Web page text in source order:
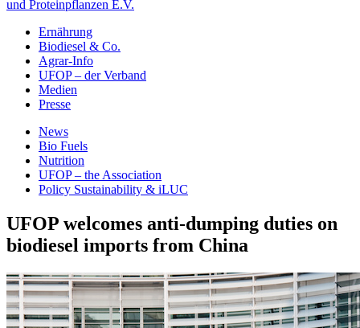
und Proteinpflanzen E.V.
Ernährung
Biodiesel & Co.
Agrar-Info
UFOP – der Verband
Medien
Presse
News
Bio Fuels
Nutrition
UFOP – the Association
Policy Sustainability & iLUC
UFOP welcomes anti-dumping duties on
biodiesel imports from China